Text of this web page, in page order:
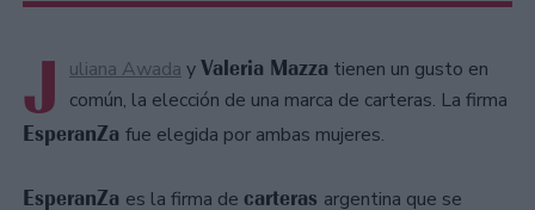
J uliana Awada yValeria Mazza tienen un gusto en
común, la elección de una marca de carteras. La firma
EsperanZa fue elegida por ambas mujeres.
EsperanZa es la firma de carteras argentina que se